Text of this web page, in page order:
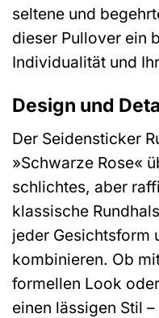
seltene und
dieser Pullover ein
Individualität und
Design und
Der Seidensticker
»Schwarze Rose«
schlichtes, aber
klassische
jeder Gesichtsform
kombinieren. Ob
formellen Look
einen lässigen Stil